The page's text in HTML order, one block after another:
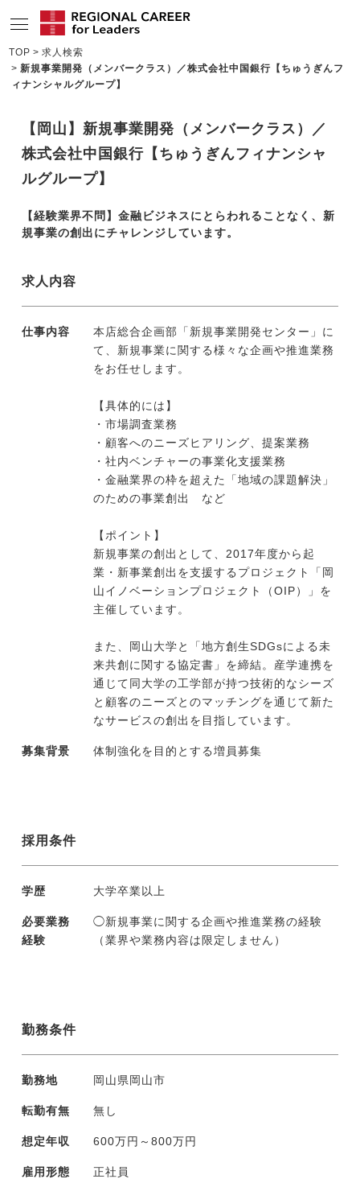
サービスの特長
企業TOPインタビュー
コンサルタント情報
リサーチ
メディア紹介実績
今すぐ転職をお考えの方
中長期で転職をお考えの方
TOP
求人検索
新規事業開発（メンバークラス）／株式会社中国銀行【ちゅうぎんフ
ィナンシャルグループ】
【岡山】新規事業開発（メンバークラス）／
株式会社中国銀行【ちゅうぎんフィナンシャ
ルグループ】
【経験業界不問】金融ビジネスにとらわれることなく、新
規事業の創出にチャレンジしています。
求人内容
仕事内容
本店総合企画部「新規事業開発センター」に
て、新規事業に関する様々な企画や推進業務
をお任せします。
【具体的には】
・市場調査業務
・顧客へのニーズヒアリング、提案業務
・社内ベンチャーの事業化支援業務
・金融業界の枠を超えた「地域の課題解決」
のための事業創出 など
【ポイント】
新規事業の創出として、2017年度から起
業・新事業創出を支援するプロジェクト「岡
山イノベーションプロジェクト（OIP）」を
主催しています。
また、岡山大学と「地方創生SDGsによる未
来共創に関する協定書」を締結。産学連携を
通じて同大学の工学部が持つ技術的なシーズ
と顧客のニーズとのマッチングを通じて新た
なサービスの創出を目指しています。
募集背景 体制強化を目的とする増員募集
採用条件
学歴 大学卒業以上
必要業務
経験
◯新規事業に関する企画や推進業務の経験
（業界や業務内容は限定しません）
勤務条件
勤務地 岡山県岡山市
転勤有無 無し
想定年収 600万円～800万円
雇用形態 正社員